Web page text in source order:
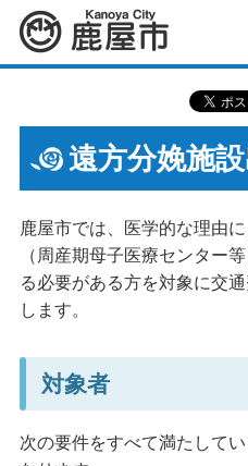
鹿屋市
遠方分娩施
鹿屋市では、医学的な理由
（周産期母子医療センター
る必要がある方を対象に交
します。
対象者
次の要件をすべて満たして